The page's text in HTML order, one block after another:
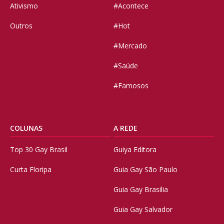
Ativismo
Outros
#Acontece
#Hot
#Mercado
#Saúde
#Famosos
COLUNAS
Top 30 Gay Brasil
Curta Floripa
A REDE
Guiya Editora
Guia Gay São Paulo
Guia Gay Brasilia
Guia Gay Salvador